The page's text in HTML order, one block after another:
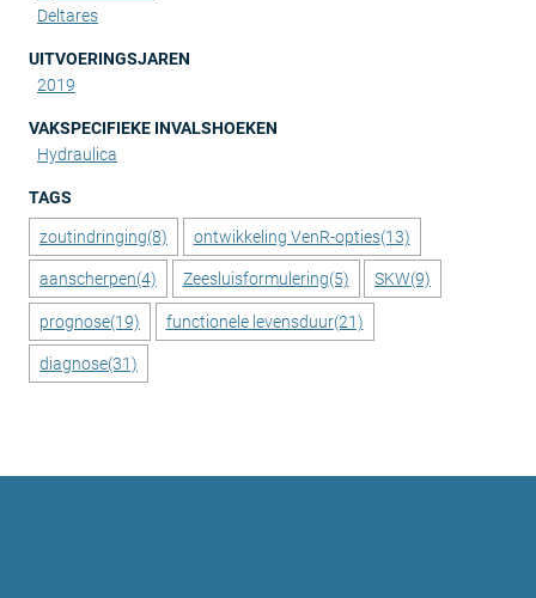
Deltares
UITVOERINGSJAREN
2019
VAKSPECIFIEKE INVALSHOEKEN
Hydraulica
TAGS
zoutindringing(8) ontwikkeling VenR-opties(13)
aanscherpen(4) Zeesluisformulering(5) SKW(9)
prognose(19) functionele levensduur(21)
diagnose(31)